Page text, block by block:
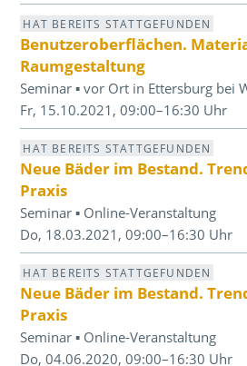
HAT BEREITS STATTGEFUNDEN
Benutzeroberflächen.
Raumgestaltung
Seminar ▪ vor Ort in Ettersburg bei
Fr, 15.10.2021, 09:00–16:30 Uhr
HAT BEREITS STATTGEFUNDEN
Neue Bäder im Bestand.
Praxis
Seminar ▪ Online-Veranstaltung
Do, 18.03.2021, 09:00–16:30 Uhr
HAT BEREITS STATTGEFUNDEN
Neue Bäder im Bestand.
Praxis
Seminar ▪ Online-Veranstaltung
Do, 04.06.2020, 09:00–16:30 Uhr